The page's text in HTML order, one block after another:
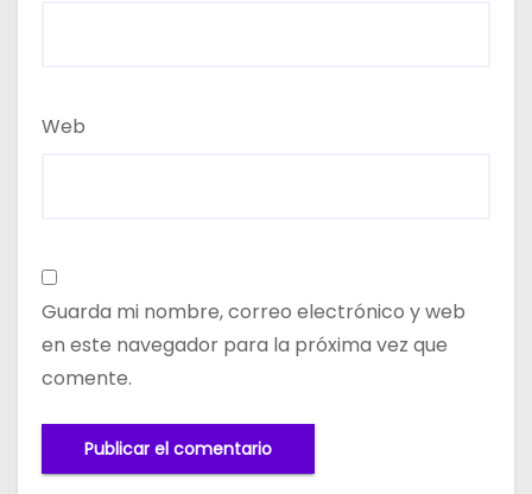
Web
Guarda mi nombre, correo electrónico y web
en este navegador para la próxima vez que
comente.